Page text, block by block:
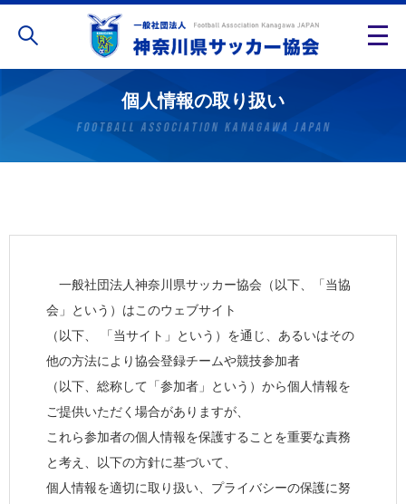
個人情報の取り扱い
一般社団法人神奈川県サッカー協会（以下、「当協
会」という）はこのウェブサイト
（以下、 「当サイト」という）を通じ、あるいはその
他の方法により協会登録チームや競技参加者
（以下、総称して「参加者」という）から個人情報を
ご提供いただく場合がありますが、
これら参加者の個人情報を保護することを重要な責務
と考え、以下の方針に基づいて、
個人情報を適切に取り扱い、プライバシーの保護に努